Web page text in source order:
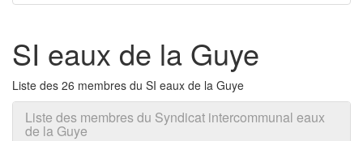
SI eaux de la Guye
Liste des 26 membres du SI eaux de la Guye
Liste des membres du Syndicat intercommunal eaux
de la Guye